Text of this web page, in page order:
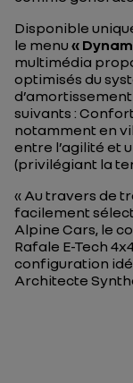
Disponible
le menu «
multimédia
optimisés du
d’amortissement
suivants :
notamment en
entre l’agilité et
(privilégiant la
« Au travers de
facilement
Alpine Cars, le
Rafale E-Tech
configuration
Architecte